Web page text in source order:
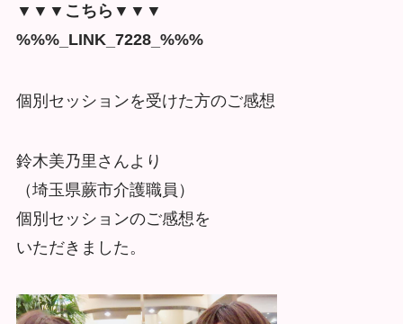
▼▼▼こちら▼▼▼
%%%_LINK_7228_%%%
個別セッションを受けた方のご感想
鈴木美乃里さんより
（埼玉県蕨市介護職員）
個別セッションのご感想を
いただきました。